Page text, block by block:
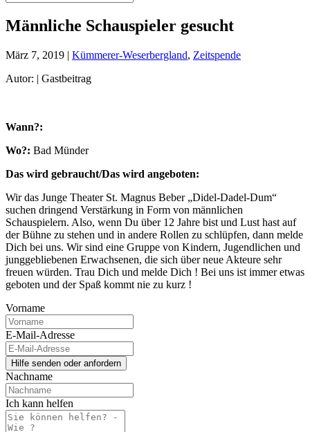
Männliche Schauspieler gesucht
März 7, 2019 | Kümmerer-Weserbergland, Zeitspende
Autor: | Gastbeitrag
Wann?:
Wo?: Bad Münder
Das wird gebraucht/Das wird angeboten:
Wir das Junge Theater St. Magnus Beber „Didel-Dadel-Dum“
suchen dringend Verstärkung in Form von männlichen
Schauspielern. Also, wenn Du über 12 Jahre bist und Lust hast auf
der Bühne zu stehen und in andere Rollen zu schlüpfen, dann melde
Dich bei uns. Wir sind eine Gruppe von Kindern, Jugendlichen und
junggebliebenen Erwachsenen, die sich über neue Akteure sehr
freuen würden. Trau Dich und melde Dich ! Bei uns ist immer etwas
geboten und der Spaß kommt nie zu kurz !
Vorname
E-Mail-Adresse
Nachname
Ich kann helfen